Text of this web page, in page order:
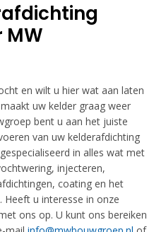
en wilt u hier wat aan laten
uw kelder graag weer
bent u aan het juiste
van uw kelderafdichting
in alles wat met
injecteren,
coating en het
Heeft u interesse in onze
ons op. U kunt ons bereiken